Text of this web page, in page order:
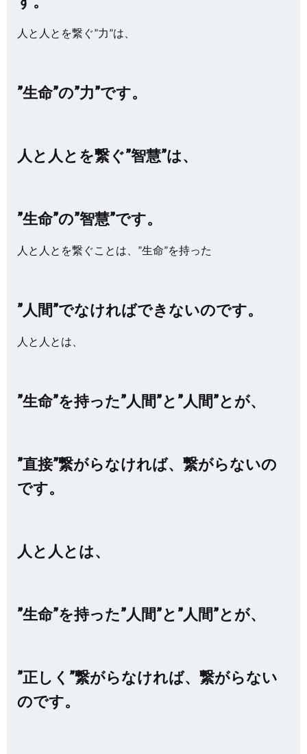
人と人とを繋ぐ”力”は、
”生命”の”力”です。
人と人とを繋ぐ”智慧”は、
”生命”の”智慧”です。
人と人とを繋ぐことは、”生命”を持った
”人間”でなければできないのです。
人と人とは、
”生命”を持った”人間”と”人間”とが、
”直接”繋がらなければ、繋がらないの
です。
人と人とは、
”生命”を持った”人間”と”人間”とが、
”正しく”繋がらなければ、繋がらない
のです。